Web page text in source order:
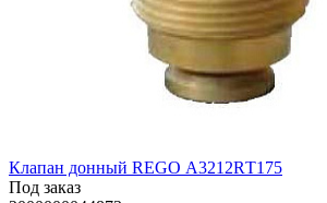
Клапан донный REGO А3212RТ175
Под заказ